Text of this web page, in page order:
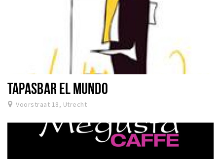
TAPASBAR EL MUNDO
Voorstraat 18, Utrecht